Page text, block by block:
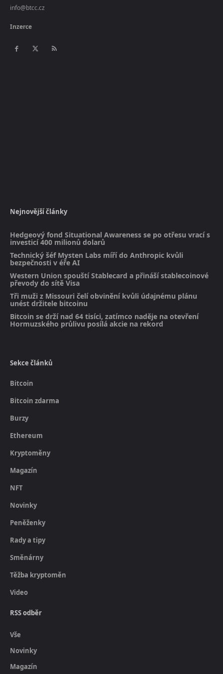
info@btcc.cz
Inzerce
Nejnovější články
Hedgeový fond Situational Awareness se po otřesu vrací s
investicí 400 milionů dolarů
Technický šéf Mysten Labs míří do Anthropic kvůli
bezpečnosti v éře AI
Western Union spouští Stablecard a přináší stablecoinové
převody do sítě Visa
Tři muži z Missouri čelí obvinění kvůli údajnému plánu
unést držitele bitcoinu
Bitcoin se drží nad 64 tisíci, zatímco naděje na otevření
Hormuzského průlivu posílá akcie na rekord
Sekce článků
Bitcoin
Bitcoin zdarma
Burzy
Ethereum
Kryptoměny
Magazín
NFT
Novinky
Peněženky
Rady a tipy
Směnárny
Těžba kryptoměn
Video
RSS odběr
Vše
Novinky
Magazín